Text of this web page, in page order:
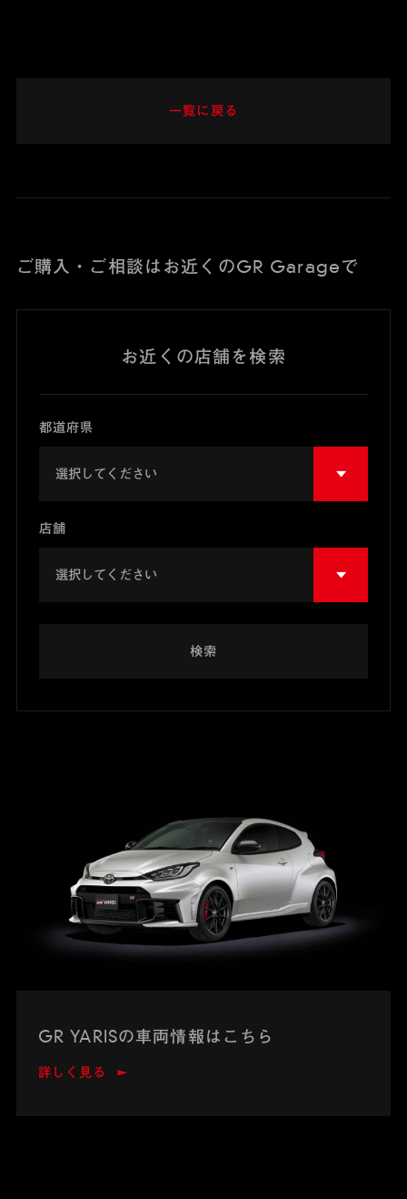
一覧に戻る
ご購入・ご相談はお近くのGR Garageで
お近くの店舗を検索
都道府県
店舗
検索
GR YARISの車両情報はこちら
詳しく見る